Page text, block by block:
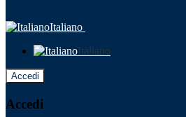
Italiano
Italiano
Accedi
Accedi